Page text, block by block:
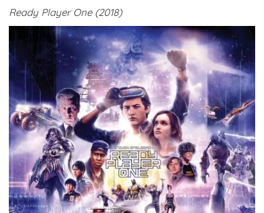
Ready Player One (2018)